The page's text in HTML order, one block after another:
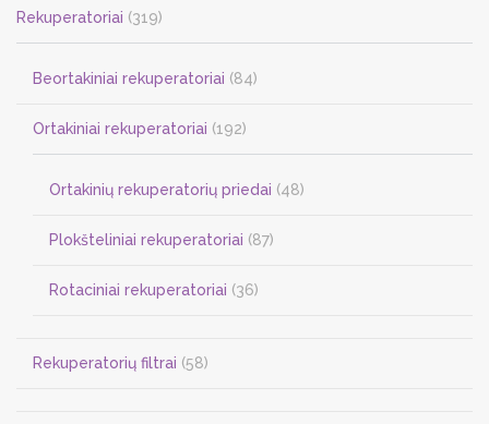
Rekuperatoriai (319)
Beortakiniai rekuperatoriai (84)
Ortakiniai rekuperatoriai (192)
Ortakinių rekuperatorių priedai (48)
Plokšteliniai rekuperatoriai (87)
Rotaciniai rekuperatoriai (36)
Rekuperatorių filtrai (58)